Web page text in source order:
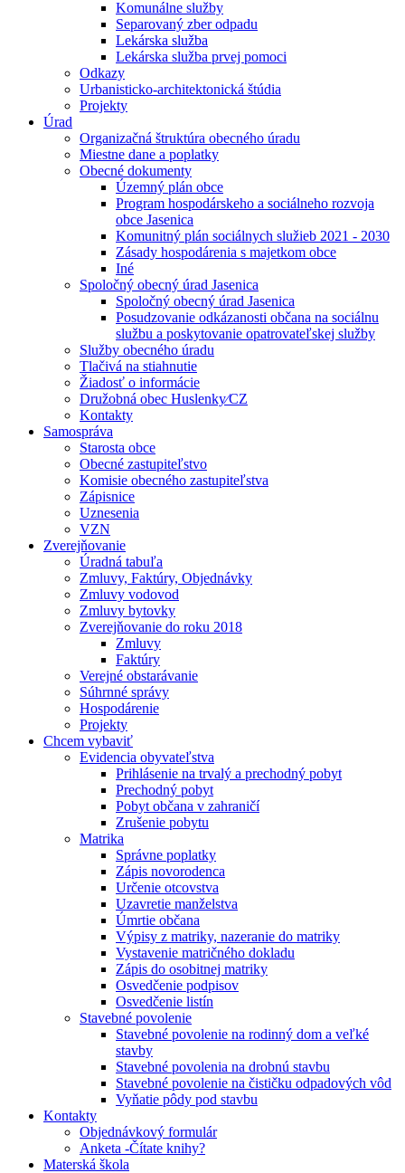
Komunálne služby
Separovaný zber odpadu
Lekárska služba
Lekárska služba prvej pomoci
Odkazy
Urbanisticko-architektonická štúdia
Projekty
Úrad
Organizačná štruktúra obecného úradu
Miestne dane a poplatky
Obecné dokumenty
Územný plán obce
Program hospodárskeho a sociálneho rozvoja
obce Jasenica
Komunitný plán sociálnych služieb 2021 - 2030
Zásady hospodárenia s majetkom obce
Iné
Spoločný obecný úrad Jasenica
Spoločný obecný úrad Jasenica
Posudzovanie odkázanosti občana na sociálnu
službu a poskytovanie opatrovateľskej služby
Služby obecného úradu
Tlačivá na stiahnutie
Žiadosť o informácie
Družobná obec Huslenky⁄CZ
Kontakty
Samospráva
Starosta obce
Obecné zastupiteľstvo
Komisie obecného zastupiteľstva
Zápisnice
Uznesenia
VZN
Zverejňovanie
Úradná tabuľa
Zmluvy, Faktúry, Objednávky
Zmluvy vodovod
Zmluvy bytovky
Zverejňovanie do roku 2018
Zmluvy
Faktúry
Verejné obstarávanie
Súhrnné správy
Hospodárenie
Projekty
Chcem vybaviť
Evidencia obyvateľstva
Prihlásenie na trvalý a prechodný pobyt
Prechodný pobyt
Pobyt občana v zahraničí
Zrušenie pobytu
Matrika
Správne poplatky
Zápis novorodenca
Určenie otcovstva
Uzavretie manželstva
Úmrtie občana
Výpisy z matriky, nazeranie do matriky
Vystavenie matričného dokladu
Zápis do osobitnej matriky
Osvedčenie podpisov
Osvedčenie listín
Stavebné povolenie
Stavebné povolenie na rodinný dom a veľké
stavby
Stavebné povolenia na drobnú stavbu
Stavebné povolenie na čističku odpadových vôd
Vyňatie pôdy pod stavbu
Kontakty
Objednávkový formulár
Anketa -Čítate knihy?
Materská škola